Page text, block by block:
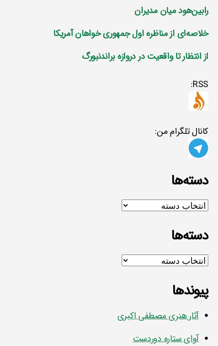
رابین‌هود میان مدیران
خلاصه‌ای از مناظره اول جمهوری خواهان آمریکا
از انتظار تا واقعیت در دروازه براندنبورگ
RSS:
کانال تلگرام من:
دسته‌ها
دسته‌ها
دسته‌ها
دسته‌ها
پیوندها
آثار هنری مصطفی اکبری
آوای ستاره دوردست